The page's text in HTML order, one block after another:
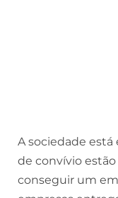
A sociedade
de convívio
conseguir um